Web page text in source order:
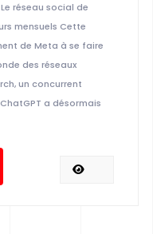
réseau social de
mensuels Cette
de Meta à se faire
des réseaux
un concurrent
a désormais